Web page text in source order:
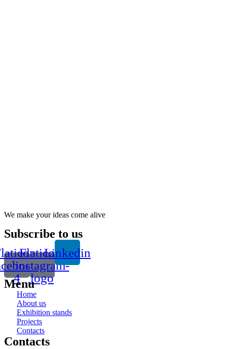
We make your ideas come alive
Subscribe to us
4
Flaticon-
instagram-
logo
Linkedin
Menu
Home
About us
Exhibition stands
Projects
Contacts
Contacts